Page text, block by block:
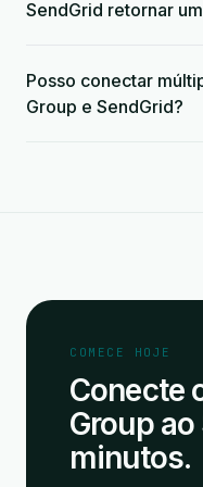
SendGrid retornar
Posso conectar
Group e SendGrid?
COMECE HOJE
Conecte
Group
minutos.